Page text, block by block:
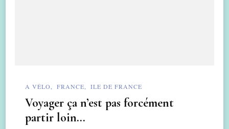
A VÉLO FRANCE ILE DE FRANCE
Voyager ça n’est pas forcément
partir loin…